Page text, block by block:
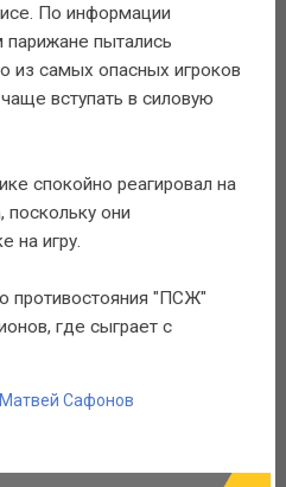
По информации
парижане пытались
из самых опасных игроков
вступать в силовую
спокойно реагировал на
поскольку они
на игру.
противостояния "ПСЖ"
где сыграет с
Матвей Сафонов